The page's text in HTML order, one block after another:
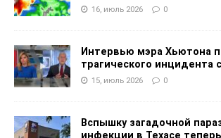
16, июль 2026 0
Интервью мэра Хьютона
трагического инцидента
15, июль 2026 0
Вспышку загадочной
инфекции в Техасе